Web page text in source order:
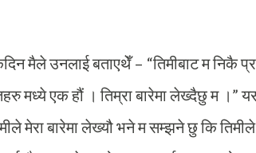
मैले उनलाई बताएथेँ – “तिमीबाट म निकै
मध्ये एक हौं । तिम्रा बारेमा लेख्दैछु म ।”
मेरा बारेमा लेख्यौ भने म सम्झने छु कि तिमीले